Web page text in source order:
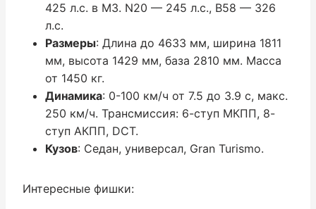
425 л.с. в M3. N20 — 245 л.с., B58 — 326
л.с.
Размеры: Длина до 4633 мм, ширина 1811
мм, высота 1429 мм, база 2810 мм. Масса
от 1450 кг.
Динамика: 0-100 км/ч от 7.5 до 3.9 с, макс.
250 км/ч. Трансмиссия: 6-ступ МКПП, 8-
ступ АКПП, DCT.
Кузов: Седан, универсал, Gran Turismo.
Интересные фишки: